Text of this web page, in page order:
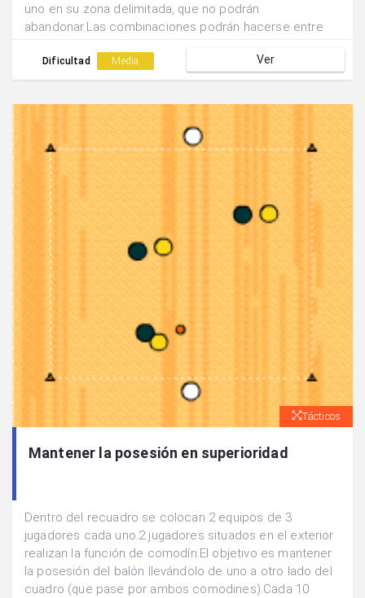
uno en su zona delimitada, que no podrán
abandonar.Las combinaciones podrán hacerse entre
Dificultad Media Ver
Tácticos
Mantener la posesión en superioridad
Dentro del recuadro se colocan 2 equipos de 3
jugadores cada uno.2 jugadores situados en el exterior
realizan la función de comodín.El objetivo es mantener
la posesión del balón llevándolo de uno a otro lado del
cuadro (que pase por ambos comodines).Cada 10